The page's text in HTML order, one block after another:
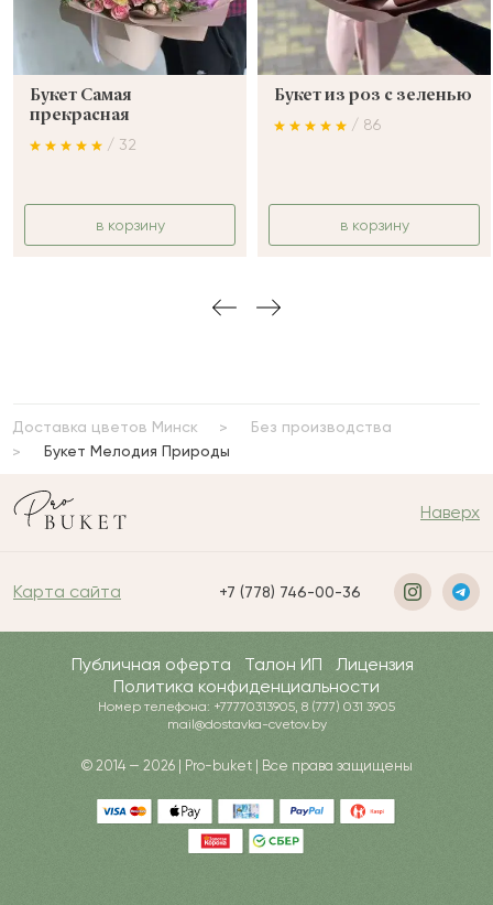
Букет Самая
прекрасная
/ 32
в корзину
Букет из роз с зеленью
/ 86
в корзину
Доставка цветов Минск
Без производства
Букет Мелодия Природы
Наверх
Карта сайта +7 (778) 746-00-36
Публичная оферта Талон ИП
Лицензия
Политика конфиденциальности
Номер телефона: +77770313905, 8 (777) 031 3905
mail@dostavka-cvetov.by
© 2014 — 2026 | Pro-buket | Все права защищены